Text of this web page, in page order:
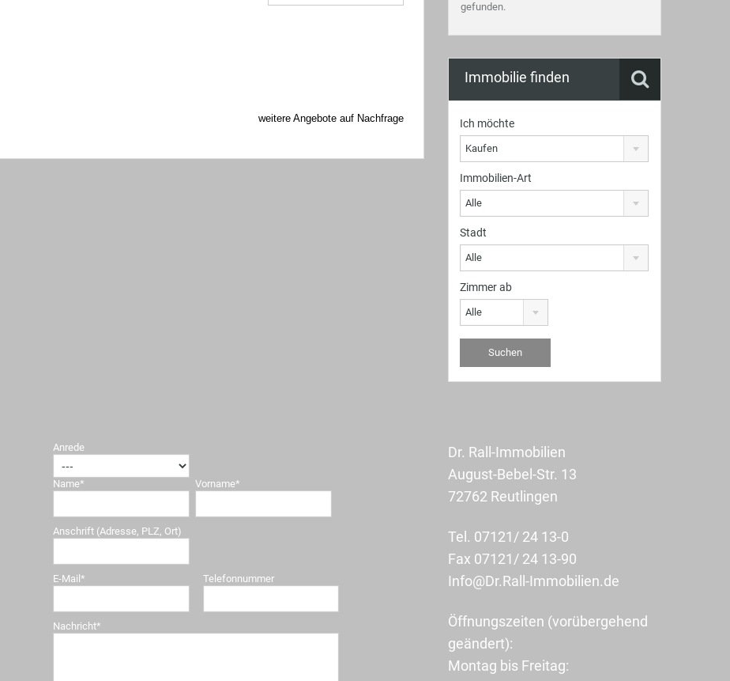
weitere Angebote auf Nachfrage
gefunden.
Immobilie finden
Ich möchte
Kaufen
Immobilien-Art
Alle
Stadt
Alle
Zimmer ab
Alle
Anrede
Name* Vorname*
Anschrift (Adresse, PLZ, Ort)
E-Mail* Telefonnummer
Nachricht*
Dr. Rall-Immobilien
August-Bebel-Str. 13
72762 Reutlingen
Tel. 07121/ 24 13-0
Fax 07121/ 24 13-90
Info@Dr.Rall-Immobilien.de
Öffnungszeiten (vorübergehend
geändert):
Montag bis Freitag: